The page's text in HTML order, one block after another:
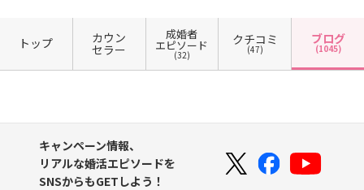
トップ カウン
セラー
成婚者
エピソード
(32)
クチコミ
(47)
ブログ
(1045)
キャンペーン情報、
リアルな婚活エピソードを
SNSからもGETしよう！